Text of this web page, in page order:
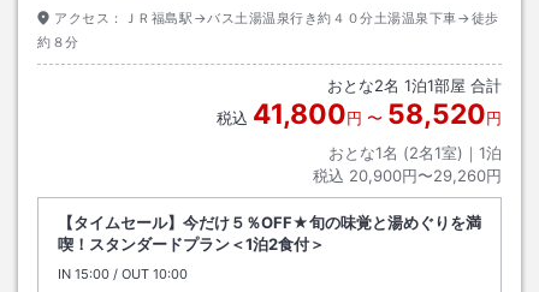
アクセス：
ＪＲ福島駅→バス土湯温泉行き約４０分土湯温泉下車→徒歩
約８分
おとな2名 1泊1部屋 合計
税込 41,800円 〜 58,520円
おとな1名 (2名1室)｜ 1泊
税込 20,900円〜29,260円
【タイムセール】今だけ５％OFF★旬の味覚と湯めぐりを満
喫！スタンダードプラン＜1泊2食付＞
IN チェックイン
15:00 / OUT チェックアウト
10:00